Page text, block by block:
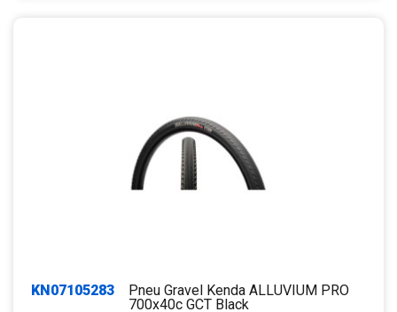
KN07105283
Pneu Gravel Kenda ALLUVIUM PRO
700x40c GCT Black